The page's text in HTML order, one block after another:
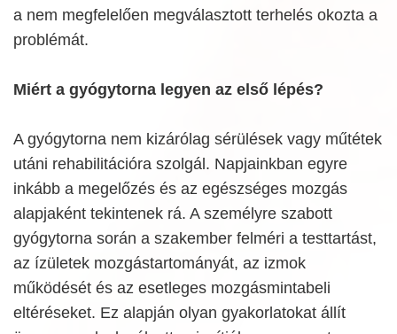
a nem megfelelően megválasztott terhelés okozta a
problémát.
Miért a gyógytorna legyen az első lépés?
A gyógytorna nem kizárólag sérülések vagy műtétek
utáni rehabilitációra szolgál. Napjainkban egyre
inkább a megelőzés és az egészséges mozgás
alapjaként tekintenek rá. A személyre szabott
gyógytorna során a szakember felméri a testtartást,
az ízületek mozgástartományát, az izmok
működését és az esetleges mozgásmintabeli
eltéréseket. Ez alapján olyan gyakorlatokat állít